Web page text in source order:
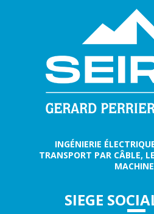
INGÉNIERIE
TRANSPORT PAR CÂBLE,
SIEGE